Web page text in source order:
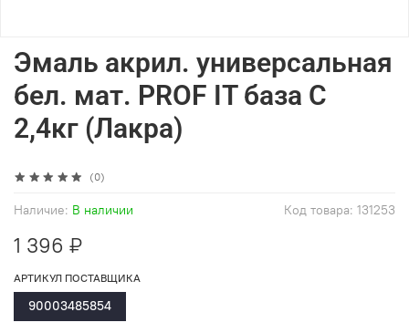
(0)
Код товара: 131253
Наличие: В наличии
Эмаль акрил. универсальная
бел. мат. PROF IT база С
2,4кг (Лакра)
1 396 ₽
АРТИКУЛ ПОСТАВЩИКА
90003485854